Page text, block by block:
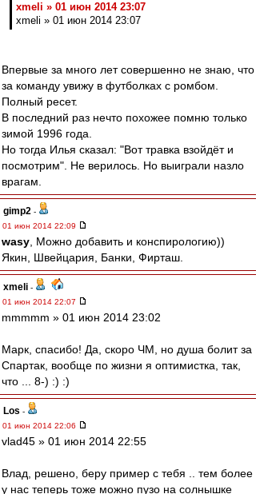
xmeli » 01 июн 2014 23:07
xmeli » 01 июн 2014 23:07
Впервые за много лет совершенно не знаю, что
за команду увижу в футболках с ромбом.
Полный ресет.
В последний раз нечто похожее помню только
зимой 1996 года.
Но тогда Илья сказал: "Вот травка взойдёт и
посмотрим". Не верилось. Но выиграли назло
врагам.
gimp2 -
01 июн 2014 22:09
wasy , Можно добавить и конспирологию))
Якин, Швейцария, Банки, Фирташ.
xmeli -
01 июн 2014 22:07
mmmmm » 01 июн 2014 23:02
Марк, спасибо! Да, скоро ЧМ, но душа болит за
Спартак, вообще по жизни я оптимистка, так,
что ... 8-) :) :)
Los -
01 июн 2014 22:06
vlad45 » 01 июн 2014 22:55
Влад, решено, беру пример с тебя .. тем более
у нас теперь тоже можно пузо на солнышке